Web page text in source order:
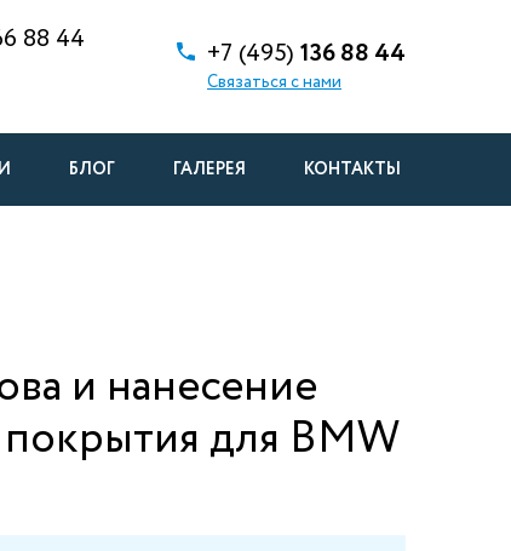
88 44 +7 (495) 136 88 44
Связаться с нами
БЛОГ ГАЛЕРЕЯ КОНТАКТЫ
и нанесение
для BMW